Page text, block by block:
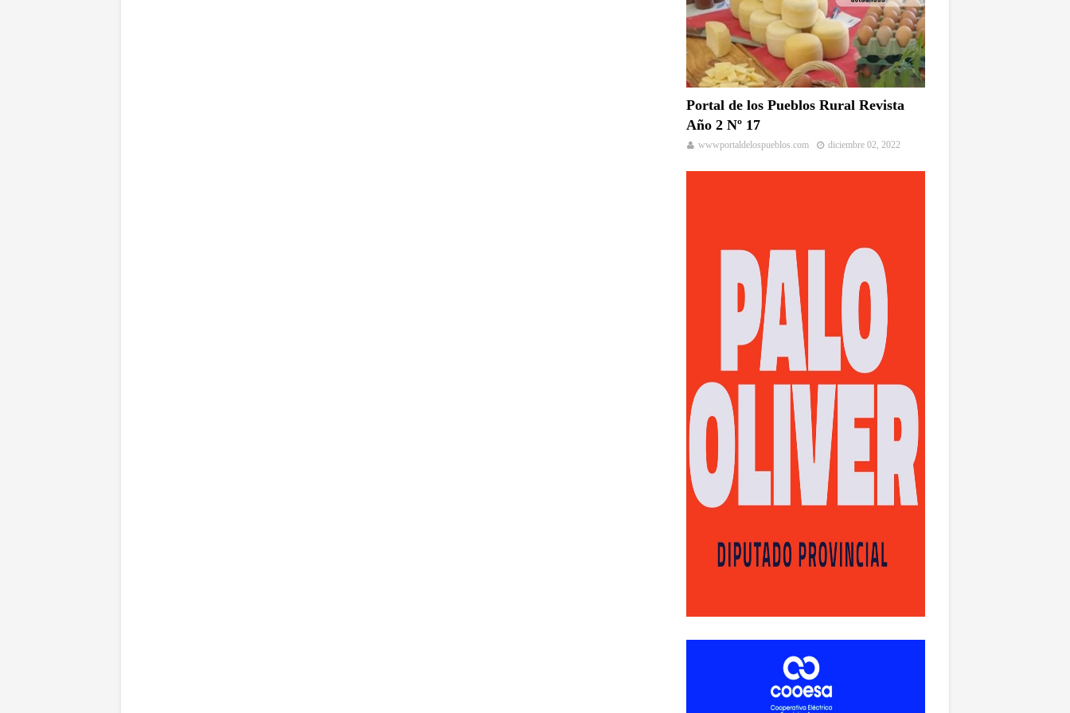
Portal de los Pueblos Rural Revista
Año 2 Nº 17
wwwportaldelospueblos.com diciembre 02, 2022